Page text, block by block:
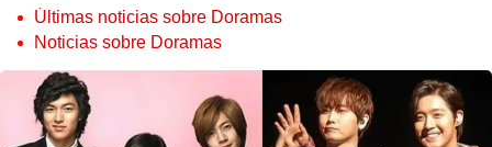
Últimas noticias sobre Doramas
Noticias sobre Doramas